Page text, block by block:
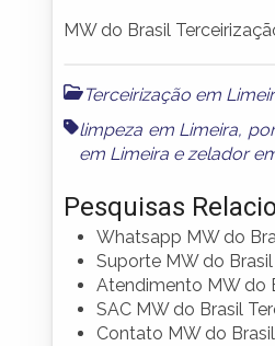
MW do Brasil
Terceirização em
limpeza em Limeira,
em Limeira e zelador
Pesquisas
Whatsapp MW do
Suporte MW do
Atendimento MW do
SAC MW do Brasil
Contato MW do